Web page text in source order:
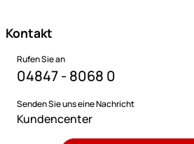
Kontakt
Rufen Sie an
04847 - 8068 0
Senden Sie uns eine Nachricht
Kundencenter